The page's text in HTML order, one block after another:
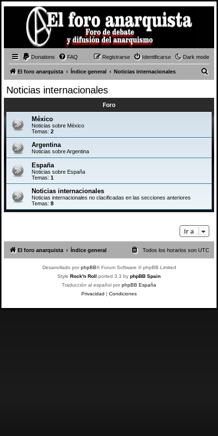
Dark mode
Donations FAQ Identificarse
Registrarse
El foro anarquista Índice general Noticias internacionales
Noticias internacionales
Foro
México
Noticias sobre México
Temas: 2
Argentina
Noticias sobre Argentina
España
Noticias sobre España
Temas: 1
Noticias internacionales
Noticias internacionales no clacificadas en las secciones anteriores
Temas: 8
Ir a
El foro anarquista Índice general Todos los horarios son UTC
Desarrollado porphpBB® Forum Software © phpBB Limited
Style Rock'n Roll ported 3.3 by phpBB Spain
Traducción al español porphpBB España
Privacidad | Condiciones